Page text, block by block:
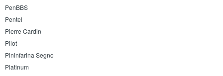
PenBBS
Pentel
Pierre Cardin
Pilot
Pininfarina Segno
Platinum